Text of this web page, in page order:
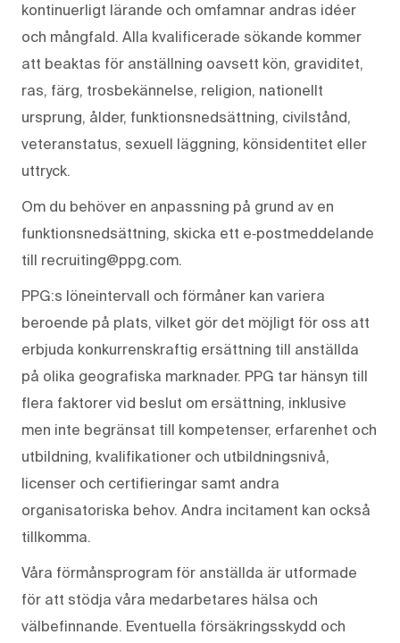
kontinuerligt lärande och omfamnar andras idéer
och mångfald. Alla kvalificerade sökande kommer
att beaktas för anställning oavsett kön, graviditet,
ras, färg, trosbekännelse, religion, nationellt
ursprung, ålder, funktionsnedsättning, civilstånd,
veteranstatus, sexuell läggning, könsidentitet eller
uttryck.
Om du behöver en anpassning på grund av en
funktionsnedsättning, skicka ett e‑postmeddelande
till recruiting@ppg.com.
PPG:s löneintervall och förmåner kan variera
beroende på plats, vilket gör det möjligt för oss att
erbjuda konkurrenskraftig ersättning till anställda
på olika geografiska marknader. PPG tar hänsyn till
flera faktorer vid beslut om ersättning, inklusive
men inte begränsat till kompetenser, erfarenhet och
utbildning, kvalifikationer och utbildningsnivå,
licenser och certifieringar samt andra
organisatoriska behov. Andra incitament kan också
tillkomma.
Våra förmånsprogram för anställda är utformade
för att stödja våra medarbetares hälsa och
välbefinnande. Eventuella försäkringsskydd och